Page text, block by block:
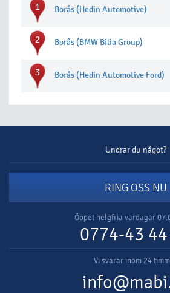
1 Borås (Hedin Automotive)
2 Borås (BMW Bilia Group)
3 Borås (Hedin Automotive Ford)
Undrar du något?
RING OSS NU
Öppet helgfria vardagar
0774-43
Vi svarar inom 24